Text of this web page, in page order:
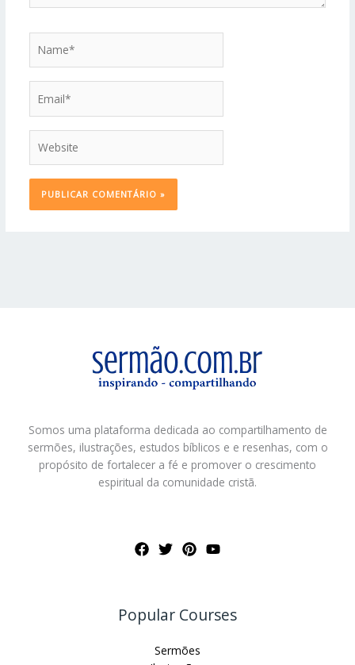
Somos uma plataforma dedicada ao compartilhamento de
sermões, ilustrações, estudos bíblicos e e resenhas, com o
propósito de fortalecer a fé e promover o crescimento
espiritual da comunidade cristã.
Popular Courses
Sermões